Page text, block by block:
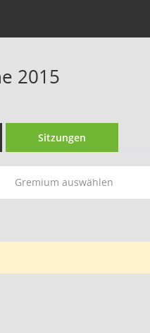
2015
Sitzungen
Gremium auswählen